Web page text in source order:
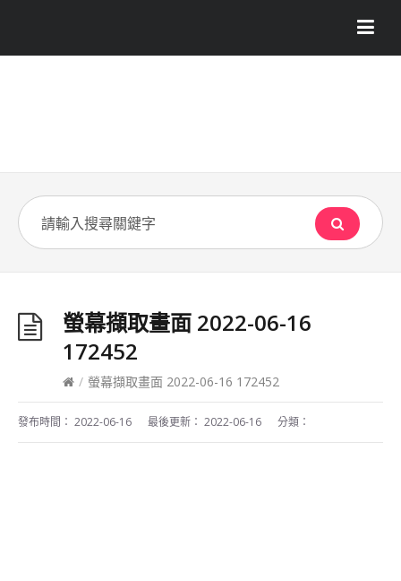
螢幕擷取畫面 2022-06-16
172452
/ 螢幕擷取畫面 2022-06-16 172452
發布時間： 2022-06-16 最後更新： 2022-06-16 分類：